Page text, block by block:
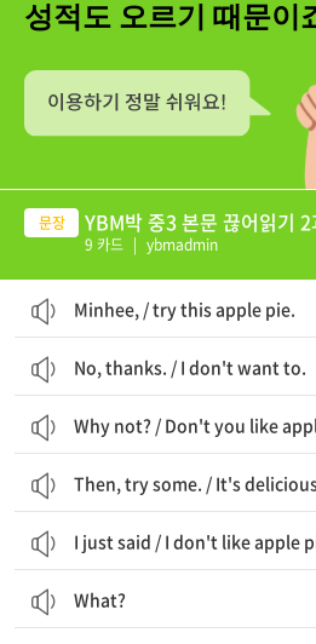
성적도 오르기 때문이
YBM박 중3 본문 끊어읽기
9 카드 | ybmadmin
Minhee, / try this apple pie.
No, thanks. / I don't want to.
Why not? / Don't you like
Then, try some. / It's
I just said / I don't like apple
What?